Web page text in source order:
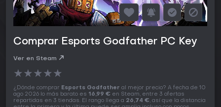
Comprar Esports Godfather PC Key
Ver en Steam
★★★★★
¿Dónde comprar Esports Godfather al mejor precio? A fecha de 10
ago 2026 lo más barato es 16,99 € en Steam, entre 3 ofertas
repartidas en 3 tiendas. El rango llega a 26,74 €, así que la distancia